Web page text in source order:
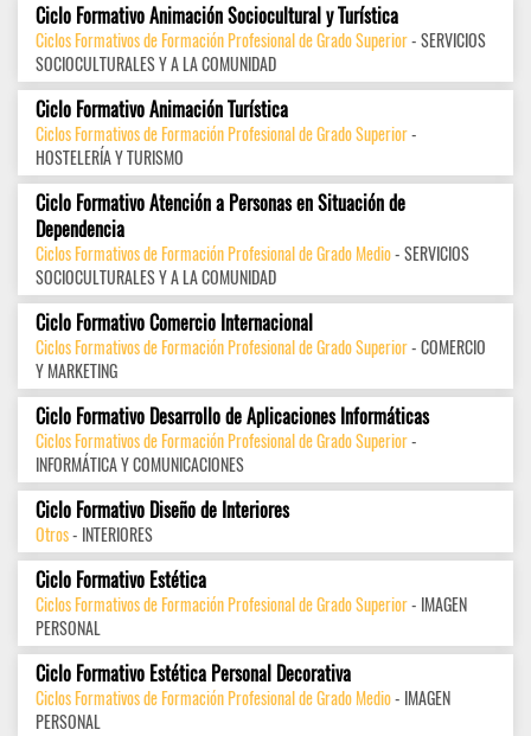
Ciclo Formativo Animación Sociocultural y Turística
Ciclos Formativos de Formación Profesional de Grado Superior- SERVICIOS
SOCIOCULTURALES Y A LA COMUNIDAD
Ciclo Formativo Animación Turística
Ciclos Formativos de Formación Profesional de Grado Superior-
HOSTELERÍA Y TURISMO
Ciclo Formativo Atención a Personas en Situación de
Dependencia
Ciclos Formativos de Formación Profesional de Grado Medio- SERVICIOS
SOCIOCULTURALES Y A LA COMUNIDAD
Ciclo Formativo Comercio Internacional
Ciclos Formativos de Formación Profesional de Grado Superior- COMERCIO
Y MARKETING
Ciclo Formativo Desarrollo de Aplicaciones Informáticas
Ciclos Formativos de Formación Profesional de Grado Superior-
INFORMÁTICA Y COMUNICACIONES
Ciclo Formativo Diseño de Interiores
Otros- INTERIORES
Ciclo Formativo Estética
Ciclos Formativos de Formación Profesional de Grado Superior- IMAGEN
PERSONAL
Ciclo Formativo Estética Personal Decorativa
Ciclos Formativos de Formación Profesional de Grado Medio- IMAGEN
PERSONAL